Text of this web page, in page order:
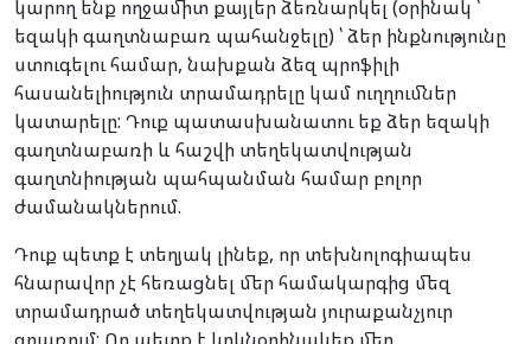
կարող ենք ողջամիտ քայլեր ձեռնարկել (օրինակ ՝
եզակի գաղտնաբառ պահանջելը) ՝ ձեր ինքնությունը
ստուգելու համար, նախքան ձեզ պրոֆիլի
հասանելիություն տրամադրելը կամ ուղղումներ
կատարելը: Դուք պատասխանատու եք ձեր եզակի
գաղտնաբառի և հաշվի տեղեկատվության
գաղտնիության պահպանման համար բոլոր
ժամանակներում.
Դուք պետք է տեղյակ լինեք, որ տեխնոլոգիապես
հնարավոր չէ հեռացնել մեր համակարգից մեզ
տրամադրած տեղեկատվության յուրաքանչյուր